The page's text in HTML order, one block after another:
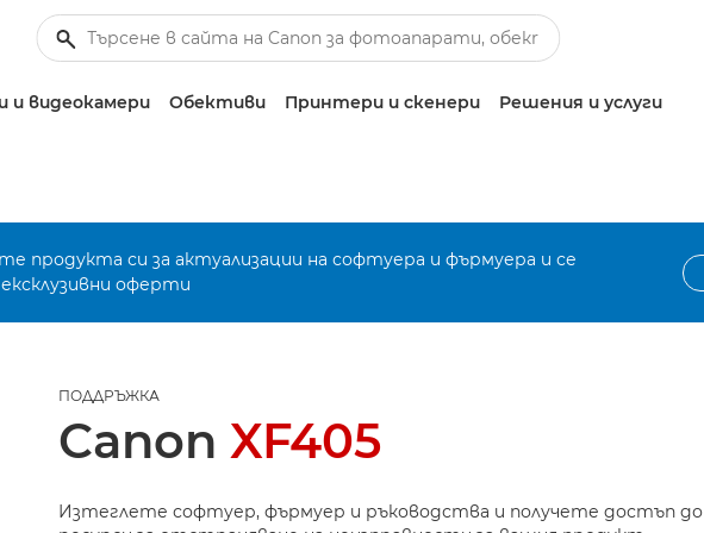
видеокамери Обективи Принтери и скенери Решения и услуги
продукта си за актуализации на софтуера и фърмуера и се
оферти
ПОДДРЪЖКА
Canon XF405
Изтеглете софтуер, фърмуер и ръководства и получете достъп до